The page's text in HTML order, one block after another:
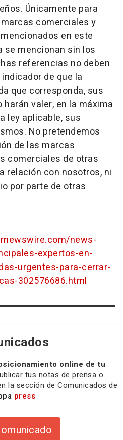
Únicamente para
comerciales y
en este
se mencionan sin los
referencias no deben
de que la
que corresponda, sus
valer, en la máxima
ley aplicable, sus
No pretendemos
de las marcas
comerciales de otras
relación con nosotros, ni
por parte de otras
news-
expertos-en-
urgentes-para-cerrar-
302576686.html
online de tu
tus notas de prensa o
la sección de Comunicados de
press